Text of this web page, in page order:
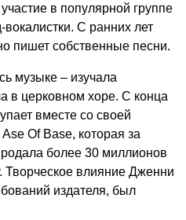
в популярной группе
вокалистки. С ранних лет
пишет собственные песни.
музыке – изучала
в церковном хоре. С конца
вместе со своей
Ase Of Base, которая за
более 30 миллионов
Творческое влияние Дженни
издателя, был